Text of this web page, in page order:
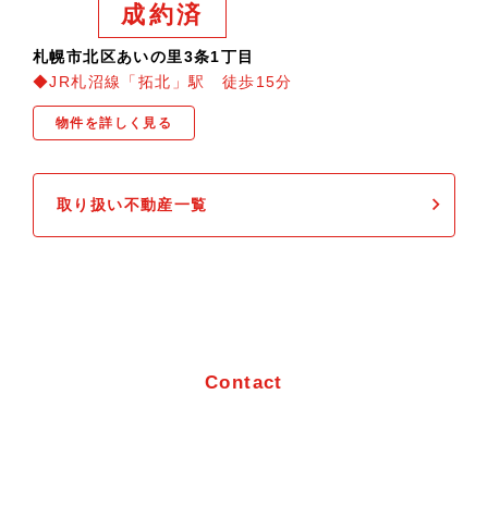
成約済
札幌市北区あいの里3条1丁目
◆JR札沼線「拓北」駅 徒歩15分
物件を詳しく見る
取り扱い不動産一覧
Contact